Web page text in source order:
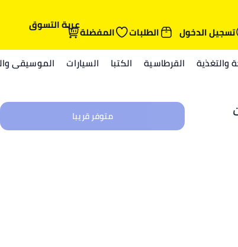
تسجيل الدخول
الطلبات المفضلةعربة التسوق
والتغذية القرطاسية الكتبا السيارات الموسيقى
متوفر قريبا